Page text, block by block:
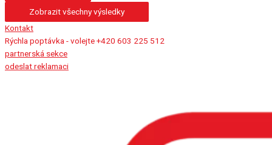
Zobrazit všechny výsledky
Kontakt
Rýchla poptávka - volejte +420 603 225 512
partnerská sekce
odeslat reklamaci